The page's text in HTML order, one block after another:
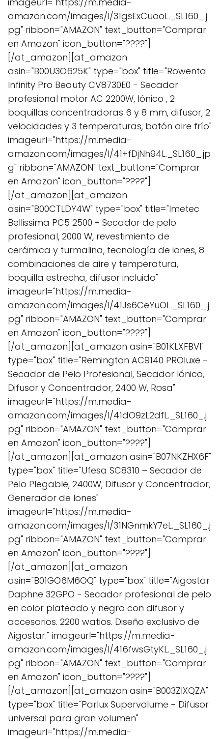
amazon.com/images/I/31gsExCuooL._SL160_.j
pg" ribbon="AMAZON" text_button="Comprar
en Amazon" icon_button="????"]
[/at_amazon][at_amazon
asin="B00U3O625K" type="box" title="Rowenta
Infinity Pro Beauty CV8730E0 - Secador
profesional motor AC 2200W, Iónico , 2
boquillas concentradoras 6 y 8 mm, difusor, 2
velocidades y 3 temperaturas, botón aire frío"
imageurl="https://m.media-
amazon.com/images/I/41+fDjNh94L._SL160_.jp
g" ribbon="AMAZON" text_button="Comprar
en Amazon" icon_button="????"]
[/at_amazon][at_amazon
asin="B00CTLDY4W" type="box" title="Imetec
Bellissima PC5 2500 - Secador de pelo
profesional, 2000 W, revestimiento de
cerámica y turmalina, tecnología de iones, 8
combinaciones de aire y temperatura,
boquilla estrecha, difusor incluido"
imageurl="https://m.media-
amazon.com/images/I/41Js6CeYuOL._SL160_.j
pg" ribbon="AMAZON" text_button="Comprar
en Amazon" icon_button="????"]
[/at_amazon][at_amazon asin="B01KLXFBVI"
type="box" title="Remington AC9140 PROluxe -
Secador de Pelo Profesional, Secador Iónico,
Difusor y Concentrador, 2400 W, Rosa"
imageurl="https://m.media-
amazon.com/images/I/41dO9zL2dfL._SL160_.j
pg" ribbon="AMAZON" text_button="Comprar
en Amazon" icon_button="????"]
[/at_amazon][at_amazon asin="B07NKZHX6F"
type="box" title="Ufesa SC8310 – Secador de
Pelo Plegable, 2400W, Difusor y Concentrador,
Generador de Iones"
imageurl="https://m.media-
amazon.com/images/I/31NGnmkY7eL._SL160_.j
pg" ribbon="AMAZON" text_button="Comprar
en Amazon" icon_button="????"]
[/at_amazon][at_amazon
asin="B01GO6M6OQ" type="box" title="Aigostar
Daphne 32GPO - Secador profesional de pelo
en color plateado y negro con difusor y
accesorios. 2200 watios. Diseño exclusivo de
Aigostar." imageurl="https://m.media-
amazon.com/images/I/416fwsGtyKL._SL160_.j
pg" ribbon="AMAZON" text_button="Comprar
en Amazon" icon_button="????"]
[/at_amazon][at_amazon asin="B003ZIXQZA"
type="box" title="Parlux Supervolume - Difusor
universal para gran volumen"
imageurl="https://m.media-